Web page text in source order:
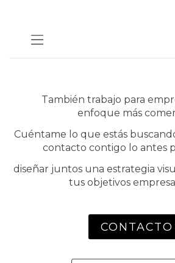
También trabajo para
enfoque más
Cuéntame lo que estás
contacto contigo lo antes
diseñar juntos una estrategia
tus objetivos
CONTACTO